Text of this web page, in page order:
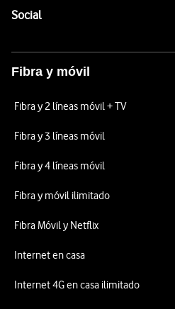
SocialEnlaces a las redes sociales
Fibra y móvil
Fibra y 2 líneas móvil + TV
Fibra y 3 líneas móvil
Fibra y 4 líneas móvil
Fibra y móvil ilimitado
Fibra Móvil y Netflix
Internet en casa
Internet 4G en casa ilimitado